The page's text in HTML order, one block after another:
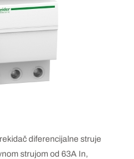
diferencijalne struje
strujom od 63A In,